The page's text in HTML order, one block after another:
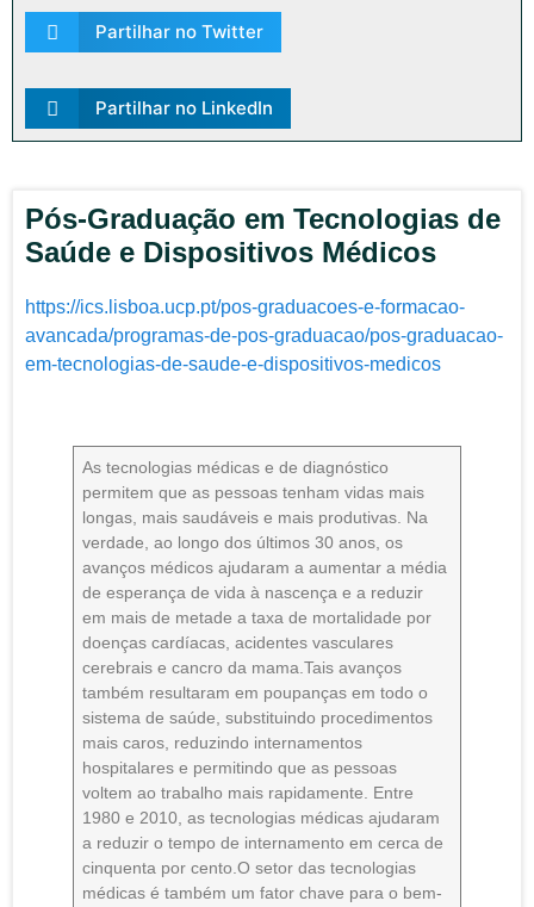
Partilhar no Twitter
Partilhar no LinkedIn
Pós-Graduação em Tecnologias de
Saúde e Dispositivos Médicos
https://ics.lisboa.ucp.pt/pos-graduacoes-e-formacao-
avancada/programas-de-pos-graduacao/pos-graduacao-
em-tecnologias-de-saude-e-dispositivos-medicos
As tecnologias médicas e de diagnóstico
permitem que as pessoas tenham vidas mais
longas, mais saudáveis e mais produtivas. Na
verdade, ao longo dos últimos 30 anos, os
avanços médicos ajudaram a aumentar a média
de esperança de vida à nascença e a reduzir
em mais de metade a taxa de mortalidade por
doenças cardíacas, acidentes vasculares
cerebrais e cancro da mama.Tais avanços
também resultaram em poupanças em todo o
sistema de saúde, substituindo procedimentos
mais caros, reduzindo internamentos
hospitalares e permitindo que as pessoas
voltem ao trabalho mais rapidamente. Entre
1980 e 2010, as tecnologias médicas ajudaram
a reduzir o tempo de internamento em cerca de
cinquenta por cento.O setor das tecnologias
médicas é também um fator chave para o bem-